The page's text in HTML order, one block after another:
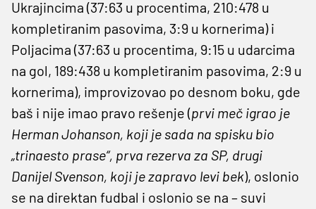
Ukrajincima (37:63 u procentima, 210:478 u
kompletiranim pasovima, 3:9 u kornerima) i
Poljacima (37:63 u procentima, 9:15 u udarcima
na gol, 189:438 u kompletiranim pasovima, 2:9 u
kornerima), improvizovao po desnom boku, gde
baš i nije imao pravo rešenje (prvi meč igrao je
Herman Johanson, koji je sada na spisku bio
„trinaesto prase“, prva rezerva za SP, drugi
Danijel Svenson, koji je zapravo levi bek), oslonio
se na direktan fudbal i oslonio se na – suvi